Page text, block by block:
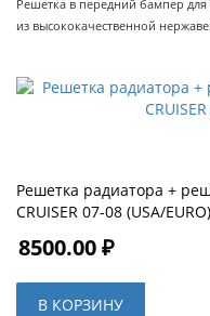
Решетка в передний бампер для
из высококачественной
Решетка радиатора +
CRUISER 07-08 (USA/EURO)
8500.00 ₽
В КОРЗИНУ